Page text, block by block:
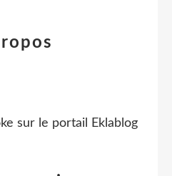
sur le portail Eklablog